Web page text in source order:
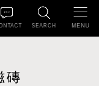
SEARCH MENU
磚